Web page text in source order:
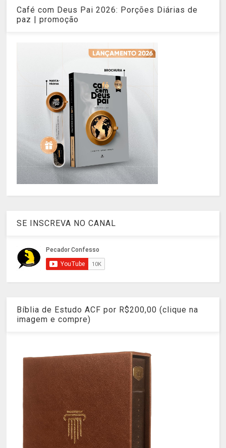
Café com Deus Pai 2026: Porções Diárias de
paz | promoção
SE INSCREVA NO CANAL
Bíblia de Estudo ACF por R$200,00 (clique na
imagem e compre)